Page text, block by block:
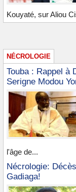
Kouyaté, sur Aliou
NÉCROLOGIE
Touba : Rappel à
Serigne Modou
l'âge de...
Nécrologie:
Gadiaga!